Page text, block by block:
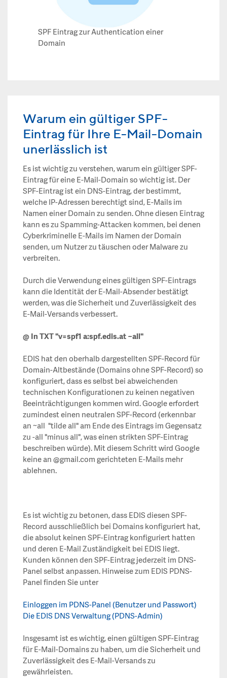
SPF Eintrag zur Authentication einer
Domain
Warum ein gültiger SPF-
Eintrag für Ihre E-Mail-Domain
unerlässlich ist
Es ist wichtig zu verstehen, warum ein gültiger SPF-
Eintrag für eine E-Mail-Domain so wichtig ist. Der
SPF-Eintrag ist ein DNS-Eintrag, der bestimmt,
welche IP-Adressen berechtigt sind, E-Mails im
Namen einer Domain zu senden. Ohne diesen Eintrag
kann es zu Spamming-Attacken kommen, bei denen
Cyberkriminelle E-Mails im Namen der Domain
senden, um Nutzer zu täuschen oder Malware zu
verbreiten.
Durch die Verwendung eines gültigen SPF-Eintrags
kann die Identität der E-Mail-Absender bestätigt
werden, was die Sicherheit und Zuverlässigkeit des
E-Mail-Versands verbessert.
@ In TXT"v=spf1 a:spf.edis.at ~all"
EDIS hat den oberhalb dargestellten SPF-Record für
Domain-Altbestände (Domains ohne SPF-Record) so
konfiguriert, dass es selbst bei abweichenden
technischen Konfigurationen zu keinen negativen
Beeinträchtigungen kommen wird. Google erfordert
zumindest einen neutralen SPF-Record (erkennbar
an ~all "tilde all" am Ende des Eintrags im Gegensatz
zu -all "minus all", was einen strikten SPF-Eintrag
beschreiben würde). Mit diesem Schritt wird Google
keine an @gmail.com gerichteten E-Mails mehr
ablehnen.
Es ist wichtig zu betonen, dass EDIS diesen SPF-
Record ausschließlich bei Domains konfiguriert hat,
die absolut keinen SPF-Eintrag konfiguriert hatten
und deren E-Mail Zuständigkeit bei EDIS liegt.
Kunden können den SPF-Eintrag jederzeit im DNS-
Panel selbst anpassen. Hinweise zum EDIS PDNS-
Panel finden Sie unter
Einloggen im PDNS-Panel (Benutzer und Passwort)
Die EDIS DNS Verwaltung (PDNS-Admin)
Insgesamt ist es wichtig, einen gültigen SPF-Eintrag
für E-Mail-Domains zu haben, um die Sicherheit und
Zuverlässigkeit des E-Mail-Versands zu
gewährleisten.